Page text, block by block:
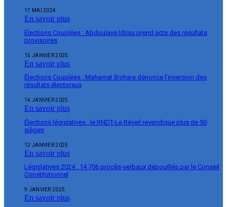
17 MAI 2024
En savoir plus
Élections Couplées : Abdoulaye Idriss prend acte des résultats
provisoires
15 JANVIER 2025
En savoir plus
Élections Couplées : Mahamat Bichara dénonce l’inversion des
résultats électoraux
14 JANVIER 2025
En savoir plus
Élections législatives : le RNDT-Le Réveil revendique plus de 50
sièges
12 JANVIER 2025
En savoir plus
Législatives 2024 : 14 706 procès-verbaux dépouillés par le Conseil
Constitutionnel
9 JANVIER 2025
En savoir plus